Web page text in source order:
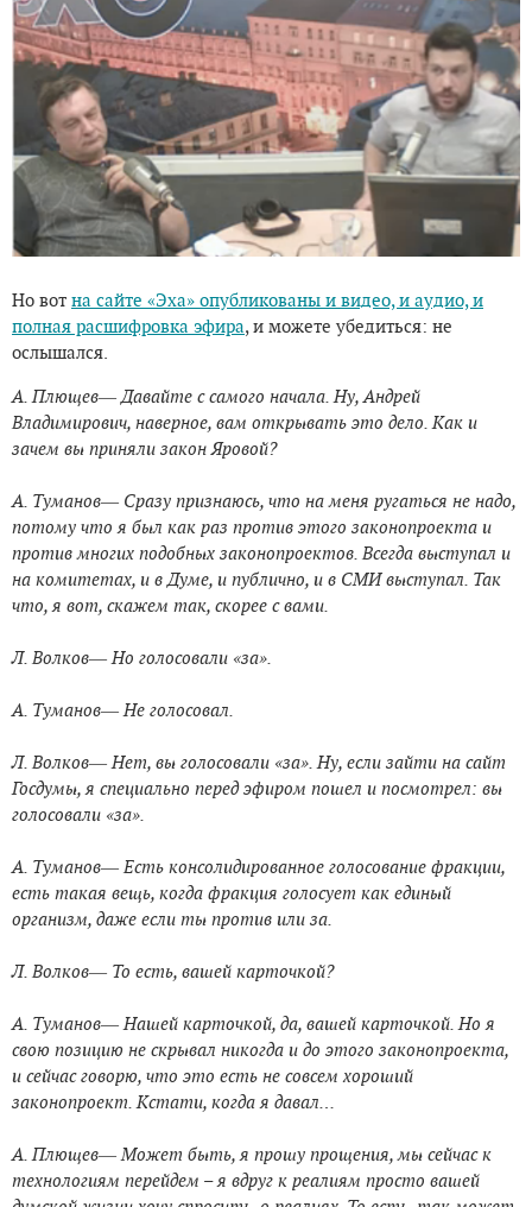
Но вот на сайте «Эха» опубликованы и видео, и аудио, и
полная расшифровка эфира, и можете убедиться: не
ослышался.
А. Плющев― Давайте с самого начала. Ну, Андрей
Владимирович, наверное, вам открывать это дело. Как и
зачем вы приняли закон Яровой?
А. Туманов― Сразу признаюсь, что на меня ругаться не надо,
потому что я был как раз против этого законопроекта и
против многих подобных законопроектов. Всегда выступал и
на комитетах, и в Думе, и публично, и в СМИ выступал. Так
что, я вот, скажем так, скорее с вами.
Л. Волков― Но голосовали «за».
А. Туманов― Не голосовал.
Л. Волков― Нет, вы голосовали «за». Ну, если зайти на сайт
Госдумы, я специально перед эфиром пошел и посмотрел: вы
голосовали «за».
А. Туманов― Есть консолидированное голосование фракции,
есть такая вещь, когда фракция голосует как единый
организм, даже если ты против или за.
Л. Волков― То есть, вашей карточкой?
А. Туманов― Нашей карточкой, да, вашей карточкой. Но я
свою позицию не скрывал никогда и до этого законопроекта,
и сейчас говорю, что это есть не совсем хороший
законопроект. Кстати, когда я давал…
А. Плющев― Может быть, я прошу прощения, мы сейчас к
технологиям перейдем – я вдруг к реалиям просто вашей